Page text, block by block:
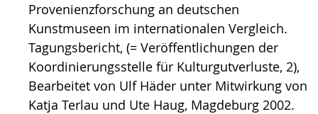
Provenienzforschung an deutschen
Kunstmuseen im internationalen Vergleich.
Tagungsbericht, (= Veröffentlichungen der
Koordinierungsstelle für Kulturgutverluste, 2),
Bearbeitet von Ulf Häder unter Mitwirkung von
Katja Terlau und Ute Haug, Magdeburg 2002.